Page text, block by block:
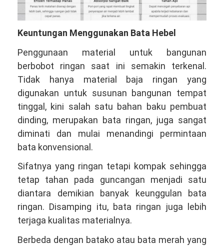
Keuntungan Menggunakan Bata Hebel
Penggunaan material untuk bangunan
berbobot ringan saat ini semakin terkenal.
Tidak hanya material baja ringan yang
digunakan untuk susunan bangunan tempat
tinggal, kini salah satu bahan baku pembuat
dinding, merupakan bata ringan, juga sangat
diminati dan mulai menandingi permintaan
bata konvensional.
Sifatnya yang ringan tetapi kompak sehingga
tetap tahan pada guncangan menjadi satu
diantara demikian banyak keunggulan bata
ringan. Disamping itu, bata ringan juga lebih
terjaga kualitas materialnya.
Berbeda dengan batako atau bata merah yang